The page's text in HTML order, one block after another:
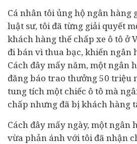
Cá nhân tôi ủng hộ ngân hàng
luật sư, tôi đã từng giải quyết
khách hàng thế chấp xe ô tô ở
đi bán vì thua bạc, khiến ngân
Cách đây mấy năm, một ngân
đăng báo trao thưởng 50 triệu
tung tích một chiếc ô tô mà
chấp nhưng đã bị khách hàng
Cách đây mấy ngày, một ngân
vừa phản ánh với tôi đã nhận